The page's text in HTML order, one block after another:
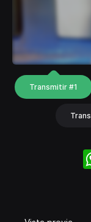
Transmitir #1